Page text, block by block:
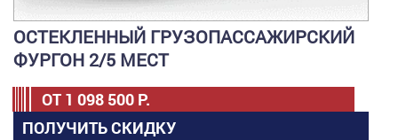
ОСТЕКЛЕННЫЙ ГРУЗОПАССАЖИРСКИЙ
ФУРГОН 2/5 МЕСТ
ОТ 1 098 500 Р.
ПОЛУЧИТЬ СКИДКУ